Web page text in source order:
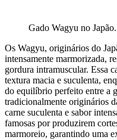
Gado Wagyu no
Os Wagyu, originários do
intensamente marmorizada,
gordura intramuscular. Essa
textura macia e suculenta,
do equilíbrio perfeito entre a
tradicionalmente originários
carne suculenta e sabor
famosas por produzirem
marmoreio, garantindo uma